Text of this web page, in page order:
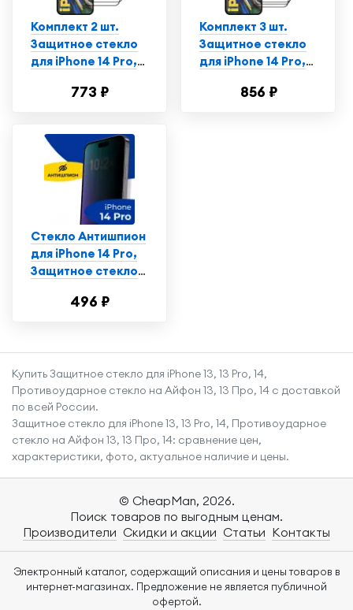
Комплект 2 шт.
Защитное стекло
для iPhone 14 Pro,
стекло на Айфон 14
773 ₽
Комплект 3 шт.
Защитное стекло
для iPhone 14 Pro,
стекло на Айфон 14
856 ₽
Стекло Антишпион
для iPhone 14 Pro,
Защитное стекло
Противоударное
496 ₽
Купить Защитное стекло для iPhone 13, 13 Pro, 14,
Противоударное стекло на Айфон 13, 13 Про, 14 с доставкой
по всей России.
Защитное стекло для iPhone 13, 13 Pro, 14, Противоударное
стекло на Айфон 13, 13 Про, 14: сравнение цен,
характеристики, фото, актуальное наличие и цены.
© CheapMan, 2026.
Поиск товаров по выгодным ценам.
Производители Скидки и акции Статьи Контакты
Электронный каталог, содержащий описания и цены товаров в
интернет-магазинах. Предложение не является публичной
офертой.